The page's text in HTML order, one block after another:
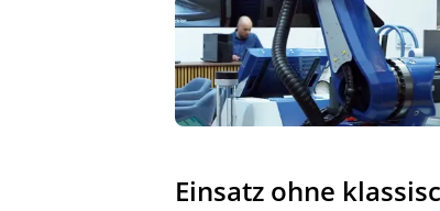
Einsatz ohne